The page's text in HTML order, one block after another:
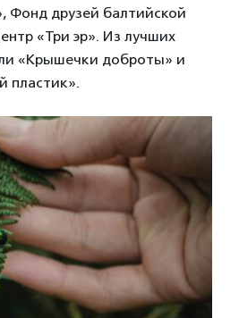
Фонд друзей балтийской
«Три эр». Из лучших
«Крышечки доброты» и
пластик».